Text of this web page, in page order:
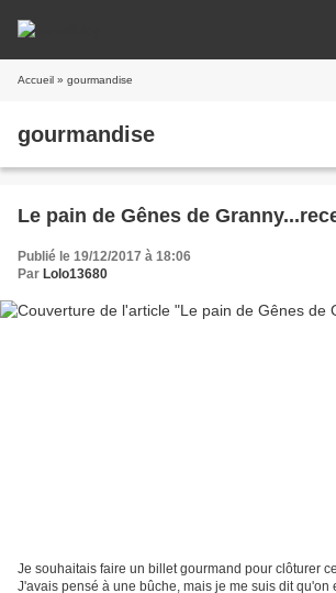
Accueil » gourmandise
gourmandise
Le pain de Gênes de
Publié le 19/12/2017 à 18:06
Par Lolo13680
Je souhaitais faire un billet gourmand pour clôturer
J'avais pensé à une bûche, mais je me suis dit qu'on